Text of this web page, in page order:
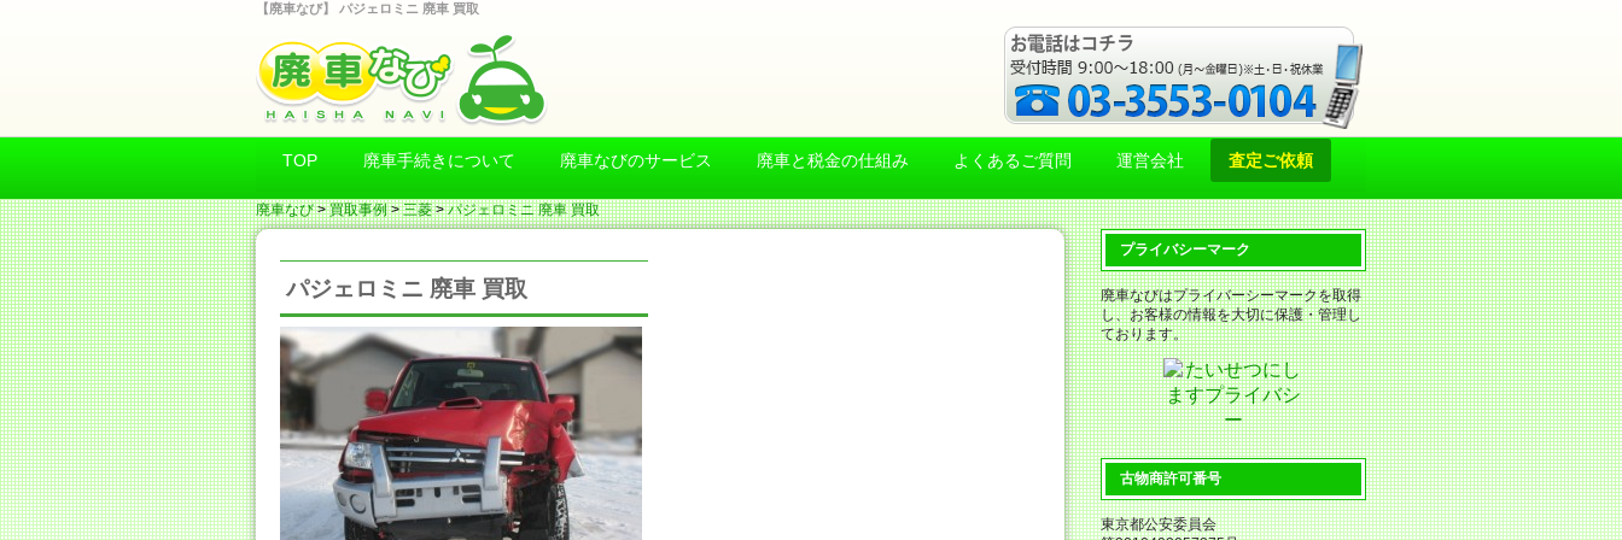
【廃車なび】 パジェロミニ 廃車 買取
TOP 廃車手続きについて 廃車なびのサービス 廃車と税金の仕組み よくあるご質問 運営会社 査定ご依頼
廃車なび>買取事例>三菱>パジェロミニ 廃車 買取
パジェロミニ 廃車 買取
プライバシーマーク
廃車なびはプライバーシーマークを取得
し、お客様の情報を大切に保護・管理し
ております。
古物商許可番号
東京都公安委員会